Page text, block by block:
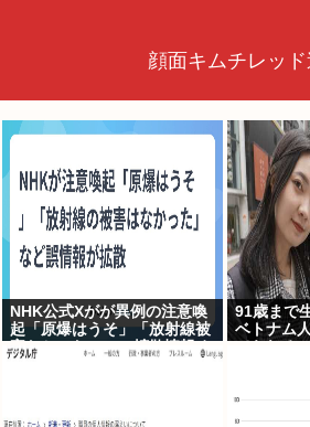
顔面キムチレッド
NHK公式Xがが異例の注意喚
起「原爆はうそ」「放射線被
害なかった」SNS拡散情報め
91歳まで
ベトナム